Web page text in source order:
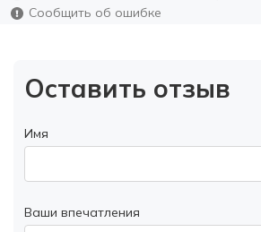
Сообщить об ошибке
Оставить отзыв
Имя
Ваши впечатления